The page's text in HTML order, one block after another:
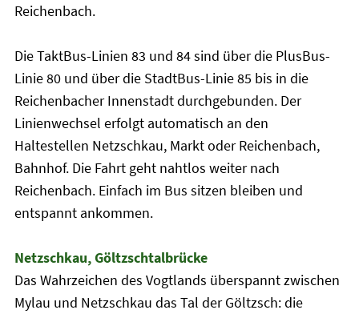
Reichenbach.
Die TaktBus-Linien 83 und 84 sind über die PlusBus-
Linie 80 und über die StadtBus-Linie 85 bis in die
Reichenbacher Innenstadt durchgebunden. Der
Linienwechsel erfolgt automatisch an den
Haltestellen Netzschkau, Markt oder Reichenbach,
Bahnhof. Die Fahrt geht nahtlos weiter nach
Reichenbach. Einfach im Bus sitzen bleiben und
entspannt ankommen.
Netzschkau, Göltzschtalbrücke
Das Wahrzeichen des Vogtlands überspannt zwischen
Mylau und Netzschkau das Tal der Göltzsch: die